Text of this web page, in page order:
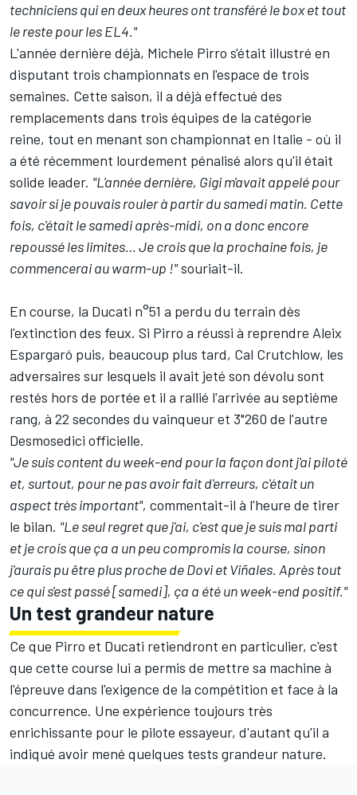
techniciens qui en deux heures ont transféré le box et tout
le reste pour les EL4."
L'année dernière déjà, Michele Pirro s'était illustré en
disputant trois championnats en l'espace de trois
semaines. Cette saison, il a déjà effectué des
remplacements dans trois équipes de la catégorie
reine, tout en menant son championnat en Italie - où il
a été récemment lourdement pénalisé alors qu'il était
solide leader. "L'année dernière, Gigi m'avait appelé pour
savoir si je pouvais rouler à partir du samedi matin. Cette
fois, c'était le samedi après-midi, on a donc encore
repoussé les limites… Je crois que la prochaine fois, je
commencerai au warm-up !"souriait-il.
En course, la Ducati n°51 a perdu du terrain dès
l'extinction des feux. Si Pirro a réussi à reprendre Aleix
Espargaró puis, beaucoup plus tard, Cal Crutchlow, les
adversaires sur lesquels il avait jeté son dévolu sont
restés hors de portée et il a rallié l'arrivée au septième
rang, à 22 secondes du vainqueur et 3"260 de l'autre
Desmosedici officielle.
"Je suis content du week-end pour la façon dont j'ai piloté
et, surtout, pour ne pas avoir fait d'erreurs, c'était un
aspect très important", commentait-il à l'heure de tirer
le bilan. "Le seul regret que j'ai, c'est que je suis mal parti
et je crois que ça a un peu compromis la course, sinon
j'aurais pu être plus proche de Dovi et Viñales. Après tout
ce qui s'est passé [samedi], ça a été un week-end positif."
Un test grandeur nature
Ce que Pirro et Ducati retiendront en particulier, c'est
que cette course lui a permis de mettre sa machine à
l'épreuve dans l'exigence de la compétition et face à la
concurrence. Une expérience toujours très
enrichissante pour le pilote essayeur, d'autant qu'il a
indiqué avoir mené quelques tests grandeur nature.